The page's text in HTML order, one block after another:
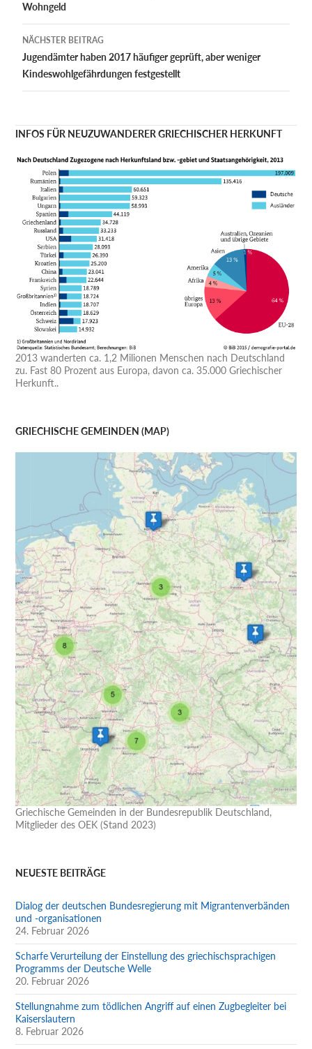
Wohngeld
NÄCHSTER BEITRAG
Jugendämter haben 2017 häufiger geprüft, aber weniger
Kindeswohlgefährdungen festgestellt
INFOS FÜR NEUZUWANDERER GRIECHISCHER HERKUNFT
2013 wanderten ca. 1,2 Milionen Menschen nach Deutschland
zu. Fast 80 Prozent aus Europa, davon ca. 35.000 Griechischer
Herkunft..
GRIECHISCHE GEMEINDEN (MAP)
Griechische Gemeinden in der Bundesrepublik Deutschland,
Mitglieder des OEK (Stand 2023)
NEUESTE BEITRÄGE
Dialog der deutschen Bundesregierung mit Migrantenverbänden
und -organisationen
24. Februar 2026
Scharfe Verurteilung der Einstellung des griechischsprachigen
Programms der Deutsche Welle
20. Februar 2026
Stellungnahme zum tödlichen Angriff auf einen Zugbegleiter bei
Kaiserslautern
8. Februar 2026